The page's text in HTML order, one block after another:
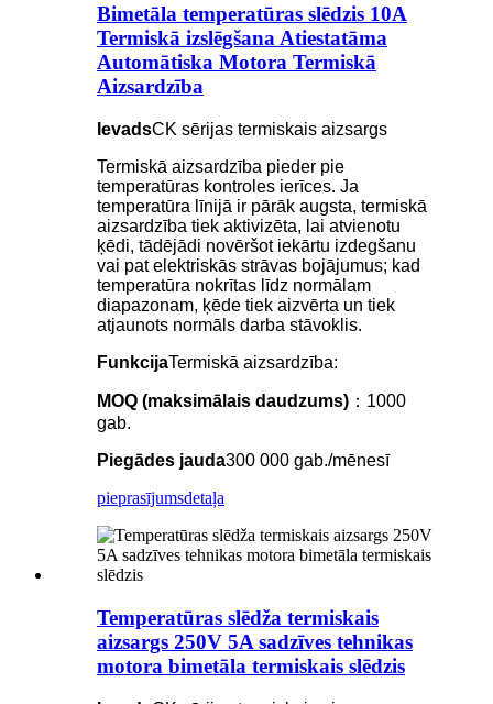
Bimetāla temperatūras slēdzis 10A
Termiskā izslēgšana Atiestatāma
Automātiska Motora Termiskā
Aizsardzība
IevadsCK sērijas termiskais aizsargs
Termiskā aizsardzība pieder pie
temperatūras kontroles ierīces. Ja
temperatūra līnijā ir pārāk augsta, termiskā
aizsardzība tiek aktivizēta, lai atvienotu
ķēdi, tādējādi novēršot iekārtu izdegšanu
vai pat elektriskās strāvas bojājumus; kad
temperatūra nokrītas līdz normālam
diapazonam, ķēde tiek aizvērta un tiek
atjaunots normāls darba stāvoklis.
FunkcijaTermiskā aizsardzība:
MOQ (maksimālais daudzums) ：1000
gab.
Piegādes jauda300 000 gab./mēnesī
pieprasījumsdetaļa
Temperatūras slēdža termiskais
aizsargs 250V 5A sadzīves tehnikas
motora bimetāla termiskais slēdzis